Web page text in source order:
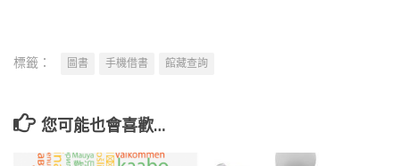
標籤： 圖書 手機借書 館藏查詢
您可能也會喜歡…